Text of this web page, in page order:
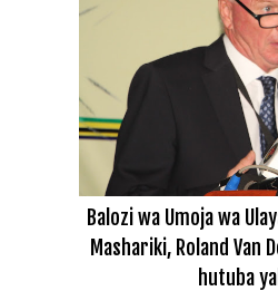
Balozi wa Umoja wa
Mashariki, Roland Van
hutuba